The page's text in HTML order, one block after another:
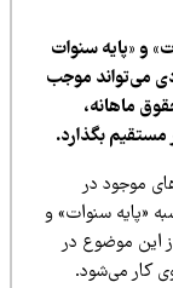
سنوات
موجب
بگذارد.
در
سنوات» و
موضوع در
می‌شود.